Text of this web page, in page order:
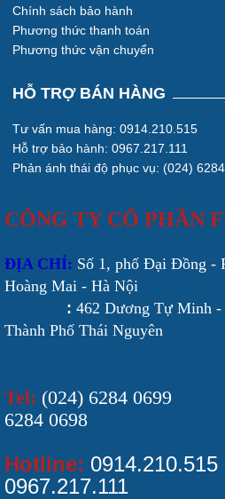
Chính sách bảo hành
Phương thức thanh toán
Phương thức vận chuyển
HỖ TRỢ BÁN HÀNG
Tư vấn mua hàng: 0914.210.515
Hỗ trợ bảo hành: 0967.217.111
Phản ánh thái độ phục vụ: (024)
CÔNG TY CỔ PHẦN
ĐỊA CHỈ: Số 1, phố Đại Đồng -
Hoàng Mai - Hà Nội
: 462 Dương Tự Minh -
Thành Phố Thái Nguyên
Tel: (024) 6284 0699
6284 0698
Hotline: 0914.210.515
0967.217.111